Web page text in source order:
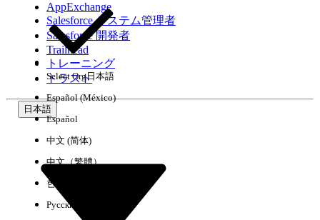
環境
AppExchange
Salesforce システム管理者
Salesforce 開発者
Trailhead
トレーニング
トラスト
日本語
Select Org日本語
Español (México)
Español
中文 (简体)
中文（繁體）
한국어
Русский